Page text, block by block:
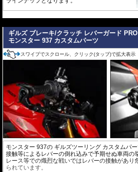
ギルズ ブレーキ/クラッチ レバーガード PRO
モンスター 937 カスタムパーツ
スワイプでスクロール、クリック(タップ)で拡大表示
モンスター 937の ギルズツーリング カスタムパ
接触等によるレバーの倒れ込みで予期せぬ車両の
レース等での熾烈な戦いではレバーの接触があり
られています。